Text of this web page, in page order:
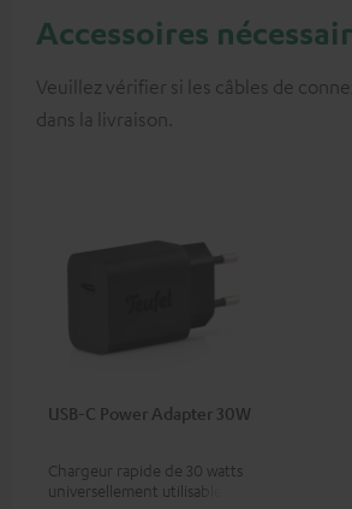
Accessoires
Veuillez vérifier si les câbles de
dans la livraison.
USB-C Power Adapter 30W
Chargeur rapide de 30 watts
universellement utilisable